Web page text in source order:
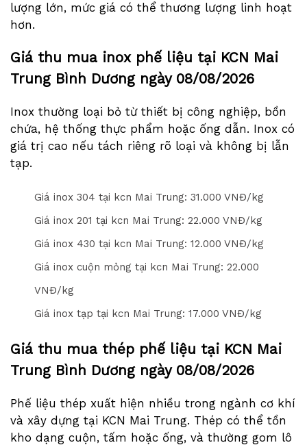
lượng lớn, mức giá có thể thương lượng linh hoạt
hơn.
Giá thu mua inox phế liệu tại KCN Mai
Trung Bình Dương ngày 08/08/2026
Inox thường loại bỏ từ thiết bị công nghiệp, bồn
chứa, hệ thống thực phẩm hoặc ống dẫn. Inox có
giá trị cao nếu tách riêng rõ loại và không bị lẫn
tạp.
Giá inox 304 tại kcn Mai Trung: 31.000 VNĐ/kg
Giá inox 201 tại kcn Mai Trung: 22.000 VNĐ/kg
Giá inox 430 tại kcn Mai Trung: 12.000 VNĐ/kg
Giá inox cuộn mỏng tại kcn Mai Trung: 22.000
VNĐ/kg
Giá inox tạp tại kcn Mai Trung: 17.000 VNĐ/kg
Giá thu mua thép phế liệu tại KCN Mai
Trung Bình Dương ngày 08/08/2026
Phế liệu thép xuất hiện nhiều trong ngành cơ khí
và xây dựng tại KCN Mai Trung. Thép có thể tồn
kho dạng cuộn, tấm hoặc ống, và thường gom lô